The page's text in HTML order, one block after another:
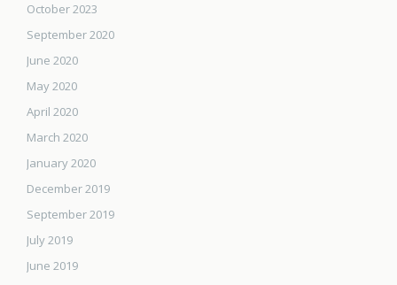
October 2023
September 2020
June 2020
May 2020
April 2020
March 2020
January 2020
December 2019
September 2019
July 2019
June 2019